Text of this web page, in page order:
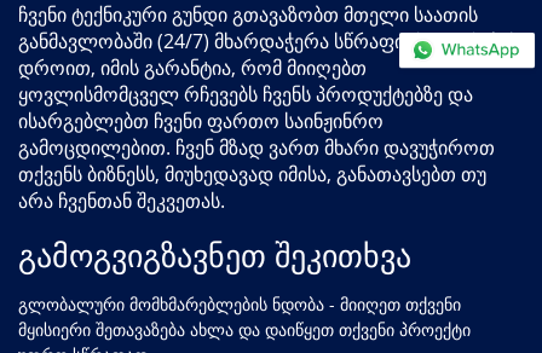
ჩვენი ტექნიკური გუნდი გთავაზობთ მთელი საათის
განმავლობაში (24/7) მხარდაჭერა სწრაფი რეაგირების
დროით, იმის გარანტია, რომ მიიღებთ
ყოვლისმომცველ რჩევებს ჩვენს პროდუქტებზე და
ისარგებლებთ ჩვენი ფართო საინჟინრო
გამოცდილებით. ჩვენ მზად ვართ მხარი დავუჭიროთ
თქვენს ბიზნესს, მიუხედავად იმისა, განათავსებთ თუ
არა ჩვენთან შეკვეთას.
გამოგვიგზავნეთ შეკითხვა
გლობალური მომხმარებლების ნდობა - მიიღეთ თქვენი
მყისიერი შეთავაზება ახლა და დაიწყეთ თქვენი პროექტი